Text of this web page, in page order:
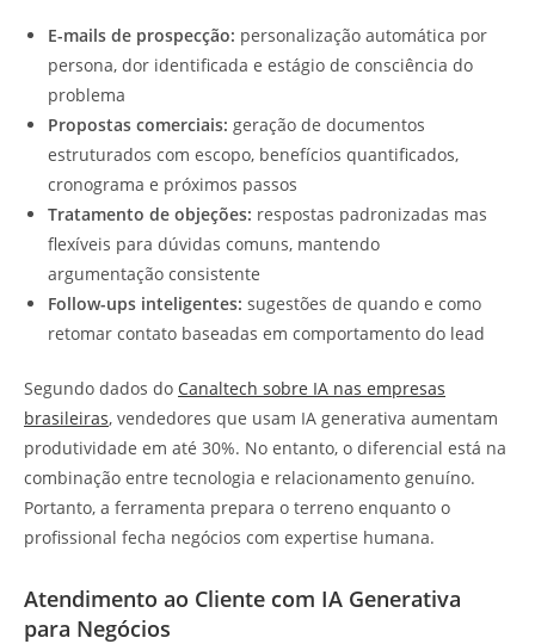
E-mails de prospecção: personalização automática por
persona, dor identificada e estágio de consciência do
problema
Propostas comerciais: geração de documentos
estruturados com escopo, benefícios quantificados,
cronograma e próximos passos
Tratamento de objeções: respostas padronizadas mas
flexíveis para dúvidas comuns, mantendo
argumentação consistente
Follow-ups inteligentes: sugestões de quando e como
retomar contato baseadas em comportamento do lead
Segundo dados do Canaltech sobre IA nas empresas
brasileiras, vendedores que usam IA generativa aumentam
produtividade em até 30%. No entanto, o diferencial está na
combinação entre tecnologia e relacionamento genuíno.
Portanto, a ferramenta prepara o terreno enquanto o
profissional fecha negócios com expertise humana.
Atendimento ao Cliente com IA Generativa
para Negócios